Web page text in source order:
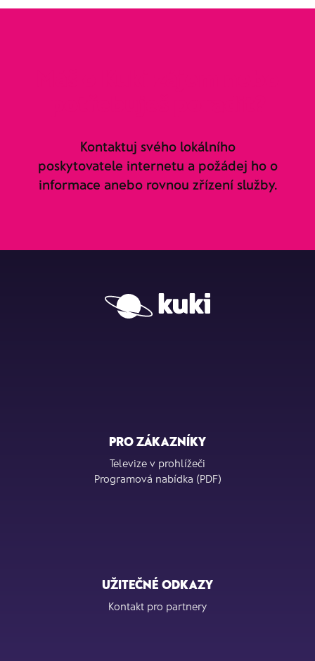
Kontaktuj svého lokálního
poskytovatele internetu a požádej ho o
informace anebo rovnou zřízení služby.
PRO ZÁKAZNÍKY
Televize v prohlížeči
Programová nabídka (PDF)
UŽITEČNÉ ODKAZY
Kontakt pro partnery